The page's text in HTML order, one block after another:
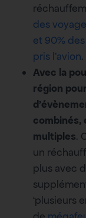
des
et 90%
pris l’avion.
Avec la
région
combinés,
multiples.
un
plus avec
‘plusieurs